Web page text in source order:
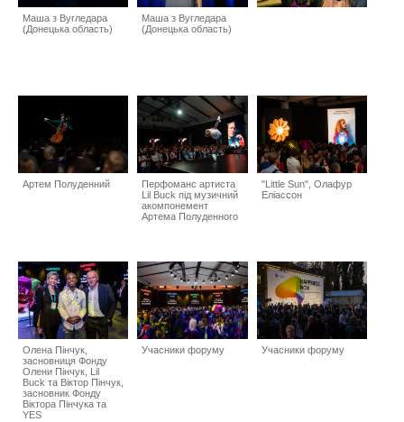
Маша з Вугледара
(Донецька область)
Маша з Вугледара
(Донецька область)
Артем Полуденний
Перфоманс артиста
Lil Buck під музичний
акомпонемент
Артема Полуденного
"Little Sun", Олафур
Еліассон
Олена Пінчук,
засновниця Фонду
Олени Пінчук, Lil
Buck та Віктор Пінчук,
засновник Фонду
Віктора Пінчука та
YES
Учасники форуму Учасники форуму